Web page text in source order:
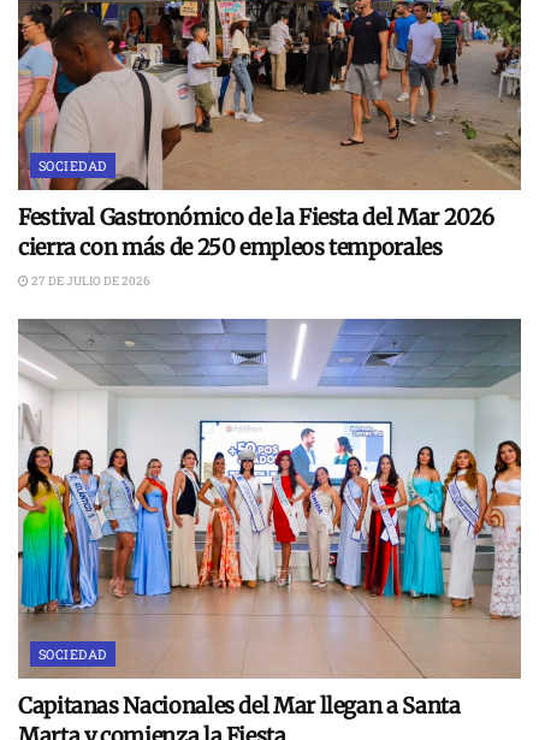
SOCIEDAD
Festival Gastronómico de la Fiesta del Mar 2026
cierra con más de 250 empleos temporales
27 DE JULIO DE 2026
SOCIEDAD
Capitanas Nacionales del Mar llegan a Santa